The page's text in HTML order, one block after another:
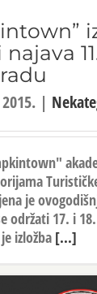
|
je
održati 17. i
izložba [...]